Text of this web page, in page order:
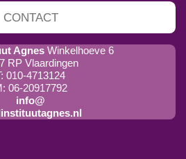
CONTACT
Agnes Winkelhoeve 6
RP Vlaardingen
010-4713124
06-20917792
info@